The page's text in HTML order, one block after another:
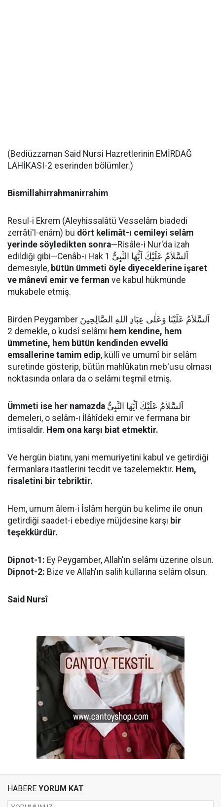
(Bediüzzaman Said Nursi Hazretlerinin EMİRDAĞ
LAHİKASI-2 eserinden bölümler.)
Bismillahirrahmanirrahim
Resul-i Ekrem (Aleyhissalâtü Vesselâm biadedi
zerrâti'l-enâm) bu dört kelimât-ı cemileyi selâm
yerinde söyledikten sonra—Risâle-i Nur'da izah
edildiği gibi—Cenâb-ı Hak اَلسَّلاَمُ عَلَيْكَ اَيُّهَا النَّبِىُّ 1
demesiyle, bütün ümmeti öyle diyeceklerine işaret
ve mânevî emir ve ferman ve kabul hükmünde
mukabele etmiş.
Birden Peygamber اَلسَّلاَمُ عَلَيْنَا وَعَلٰى عِبَادِ اللهِ الصَّالِحِينَ
2 demekle, o kudsî selâmı hem kendine, hem
ümmetine, hem bütün kendinden evvelki
emsallerine tamim edip, küllî ve umumî bir selâm
suretinde gösterip, bütün mahlûkatın meb'usu olması
noktasında onlara da o selâmı teşmil etmiş.
Ümmeti ise her namazda
demeleri, o selâm-ı İlâhîdeki emir ve fermana bir
imtisaldir. Hem ona karşı biat etmektir.
Ve hergün biatını, yani memuriyetini kabul ve getirdiği
fermanlara itaatlerini tecdit ve tazelemektir. Hem,
risaletini bir tebriktir.
Hem, umum âlem-i İslâm hergün bu kelime ile onun
getirdiği saadet-i ebediye müjdesine karşı bir
teşekkürdür.
Dipnot-1: Ey Peygamber, Allah'ın selâmı üzerine olsun.
Dipnot-2: Bize ve Allah'ın salih kullarına selâm olsun.
Said Nursî
HABERE YORUM KAT